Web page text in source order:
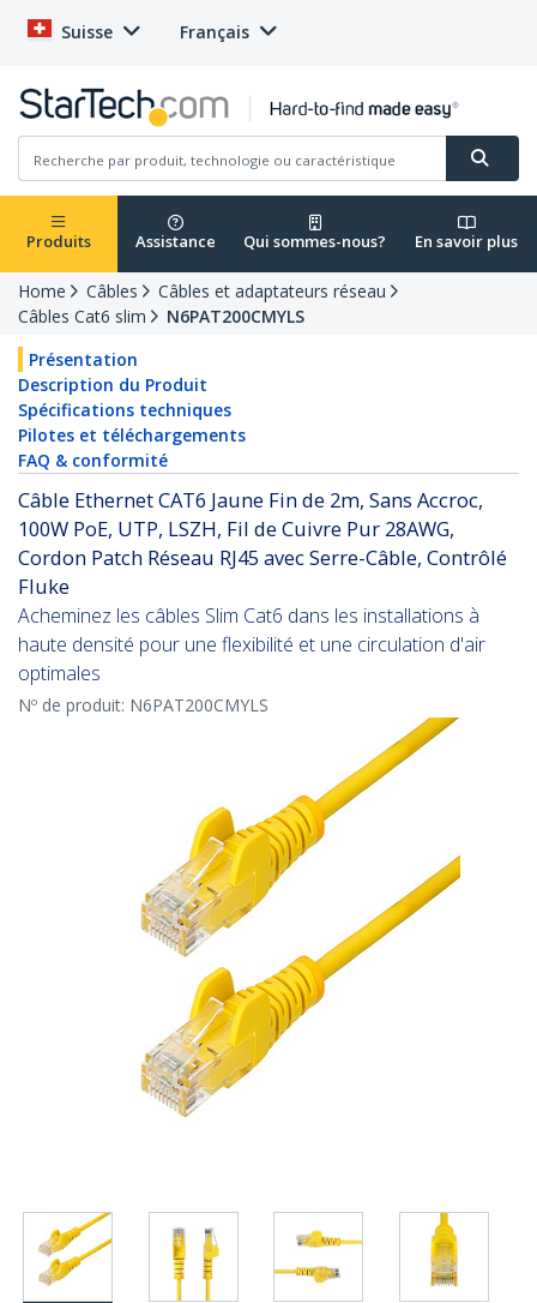
Suisse Français
Produits Assistance Qui sommes-nous? En savoir plus
Home Câbles
Câbles et adaptateurs réseau
Câbles Cat6 slim
N6PAT200CMYLS
Présentation
Description du Produit
Spécifications techniques
Pilotes et téléchargements
FAQ & conformité
Câble Ethernet CAT6 Jaune Fin de 2m, Sans Accroc,
100W PoE, UTP, LSZH, Fil de Cuivre Pur 28AWG,
Cordon Patch Réseau RJ45 avec Serre-Câble, Contrôlé
Fluke
Acheminez les câbles Slim Cat6 dans les installations à
haute densité pour une flexibilité et une circulation d'air
optimales
Nº de produit: N6PAT200CMYLS